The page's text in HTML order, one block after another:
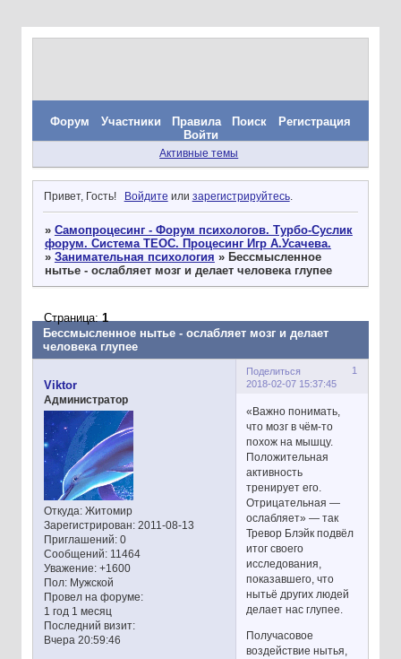
Форум Участники Правила Поиск
Регистрация
Войти
Активные темы
Привет, Гость! Войдите или зарегистрируйтесь.
» Самопроцесинг - Форум психологов. Турбо-Суслик
форум. Система ТЕОС. Процесинг Игр А.Усачева.
» Занимательная психология » Бессмысленное
нытье - ослабляет мозг и делает человека глупее
Бессмысленное нытье - ослабляет мозг и делает
человека глупее
Страница:1
Поделиться
1
2018-02-07 15:37:45
Viktor
Администратор
Откуда:Житомир
Зарегистрирован: 2011-08-13
Приглашений:0
Сообщений:11464
Уважение: +1600
Пол:Мужской
Провел на форуме:
1 год 1 месяц
Последний визит:
Вчера 20:59:46
«Важно понимать,
что мозг в чём-то
похож на мышцу.
Положительная
активность
тренирует его.
Отрицательная —
ослабляет» — так
Тревор Блэйк подвёл
итог своего
исследования,
показавшего, что
нытьё других людей
делает нас глупее.
Получасовое
воздействие нытья,